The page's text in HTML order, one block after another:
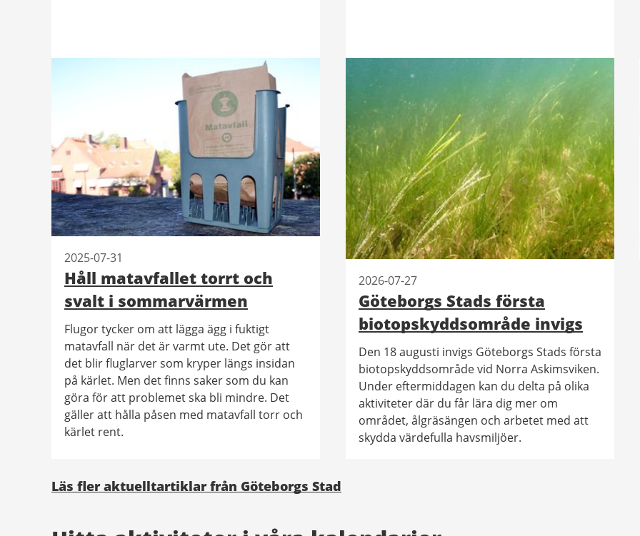
Håll matavfallet torrt och
svalt i sommarvärmen
2025-07-31
Flugor tycker om att lägga ägg i fuktigt
matavfall när det är varmt ute. Det gör att
det blir fluglarver som kryper längs insidan
på kärlet. Men det finns saker som du kan
göra för att problemet ska bli mindre. Det
gäller att hålla påsen med matavfall torr och
kärlet rent.
Göteborgs Stads första
biotopskyddsområde invigs
2026-07-27
Den 18 augusti invigs Göteborgs Stads första
biotopskyddsområde vid Norra Askimsviken.
Under eftermiddagen kan du delta på olika
aktiviteter där du får lära dig mer om
området, ålgräsängen och arbetet med att
skydda värdefulla havsmiljöer.
Läs fler aktuelltartiklar från Göteborgs Stad